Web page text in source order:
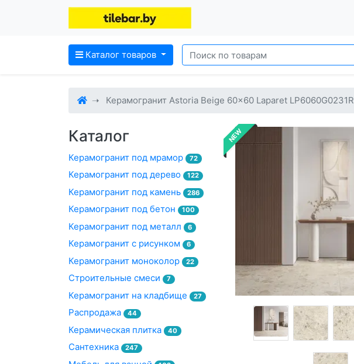
Каталог товаров
Керамогранит Astoria Beige 60x60 Laparet LP6060G0231R
NEW
Каталог
Керамогранит под мрамор 72
Керамогранит под дерево 122
Керамогранит под камень 286
Керамогранит под бетон 100
Керамогранит под металл 6
Керамогранит с рисунком 6
Керамогранит моноколор 22
Строительные смеси 7
Керамогранит на кладбище 27
Распродажа 44
Керамическая плитка 40
Сантехника 247